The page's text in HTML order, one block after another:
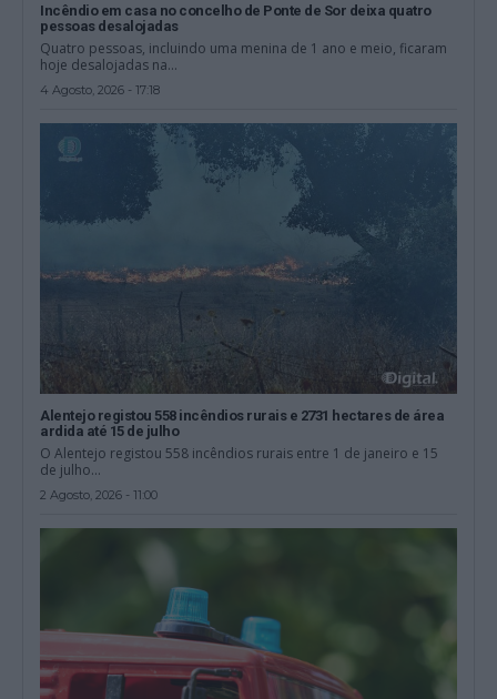
Incêndio em casa no concelho de Ponte de Sor deixa quatro
pessoas desalojadas
Quatro pessoas, incluindo uma menina de 1 ano e meio, ficaram
hoje desalojadas na...
4 Agosto, 2026 - 17:18
Alentejo registou 558 incêndios rurais e 2731 hectares de área
ardida até 15 de julho
O Alentejo registou 558 incêndios rurais entre 1 de janeiro e 15
de julho...
2 Agosto, 2026 - 11:00